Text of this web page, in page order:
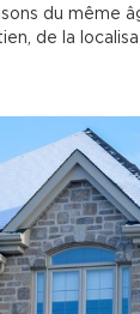
du même
de la